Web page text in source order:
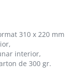
310 x 220 mm
interior,
de 300 gr.